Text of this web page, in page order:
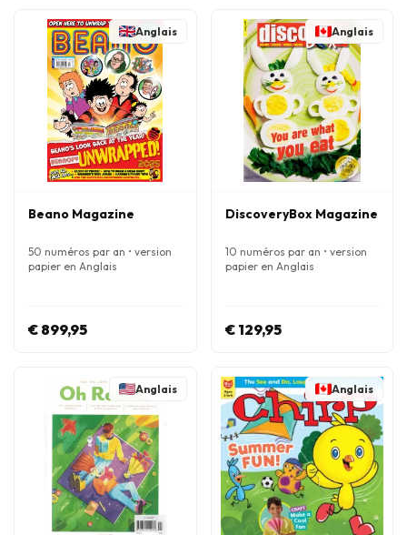
Anglais
Beano Magazine
50 numéros par an • version
papier en Anglais
€ 899,95
Anglais
DiscoveryBox Magazine
10 numéros par an • version
papier en Anglais
€ 129,95
Anglais Anglais